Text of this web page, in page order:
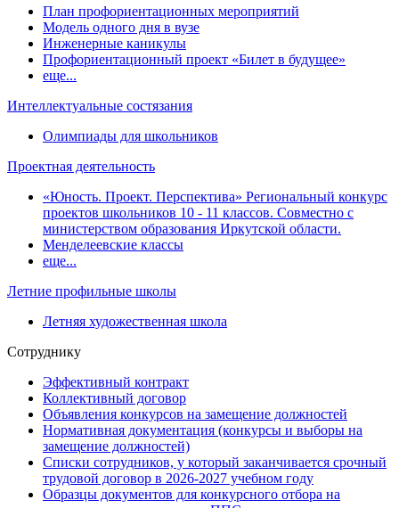
План профориентационных мероприятий
Модель одного дня в вузе
Инженерные каникулы
Профориентационный проект «Билет в будущее»
еще...
Интеллектуальные состязания
Олимпиады для школьников
Проектная деятельность
«Юность. Проект. Перспектива» Региональный конкурс
проектов школьников 10 - 11 классов. Совместно с
министерством образования Иркутской области.
Менделеевские классы
еще...
Летние профильные школы
Летняя художественная школа
Сотруднику
Эффективный контракт
Коллективный договор
Объявления конкурсов на замещение должностей
Нормативная документация (конкурсы и выборы на
замещение должностей)
Списки сотрудников, у который заканчивается срочный
трудовой договор в 2026-2027 учебном году
Образцы документов для конкурсного отбора на